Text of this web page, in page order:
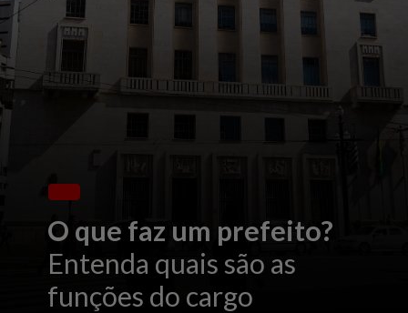
O que faz um prefeito?
Entenda quais são as
funções do cargo